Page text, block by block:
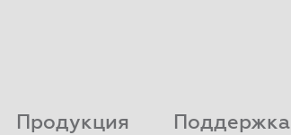
Продукция Поддержка